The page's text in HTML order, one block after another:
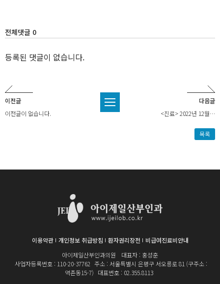
전체댓글 0
등록된 댓글이 없습니다.
이전글
이전글이 없습니다.
다음글
<진료> ​2022년 12월…
목록
이용약관 개인정보 취급방침 환자권리장전
비급여진료비안내
아이제일산부인과의원
대표자 : 홍성훈
사업자등록번호 : 110-20-37762 주소 : 서울특별시 은평구 서오릉로 81 (구주소 :
역촌동15-7) 대표번호 : 02.355.8113